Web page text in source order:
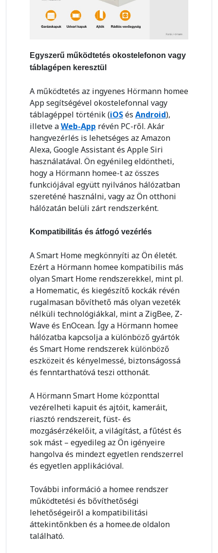
Egyszerű működtetés okostelefonon vagy
táblagépen keresztül
A működtetés az ingyenes Hörmann homee
App segítségével okostelefonnal vagy
táblagéppel történik (iOSés Android),
illetve aWeb-App révén PC-ről. Akár
hangvezérlés is lehetséges az Amazon
Alexa, Google Assistant és Apple Siri
használatával. Ön egyénileg eldöntheti,
hogy a Hörmann homee-t az összes
funkciójával együtt nyilvános hálózatban
szereténé használni, vagy az Ön otthoni
hálózatán belüli zárt rendszerként.
Kompatibilitás és átfogó vezérlés
A Smart Home megkönnyíti az Ön életét.
Ezért a Hörmann homee kompatibilis más
olyan Smart Home rendszerekkel, mint pl.
a Homematic, és kiegészítő kockák révén
rugalmasan bővíthető más olyan vezeték
nélküli technológiákkal, mint a ZigBee, Z-
Wave és EnOcean. Így a Hörmann homee
hálózatba kapcsolja a különböző gyártók
és Smart Home rendszerek különböző
eszközeit és kényelmessé, biztonságossá
és fenntarthatóvá teszi otthonát.
A Hörmann Smart Home központtal
vezérelheti kapuit és ajtóit, kameráit,
riasztó rendszereit, füst- és
mozgásérzékelőit, a világítást, a fűtést és
sok mást – egyedileg az Ön igényeire
hangolva és mindezt egyetlen rendszerrel
és egyetlen applikációval.
További információ a homee rendszer
működtetési és bővíthetőségi
lehetőségeiről a kompatibilitási
áttekintőnkben és a homee.de oldalon
található.